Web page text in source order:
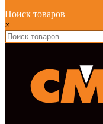
Поиск товаров
×